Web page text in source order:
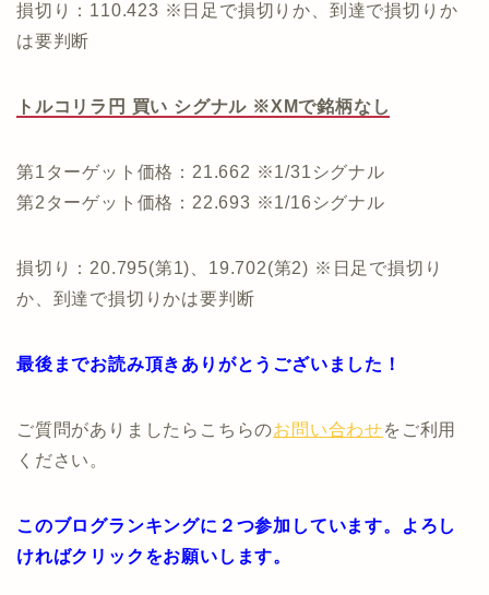
損切り：110.423 ※日足で損切りか、到達で損切りか
は要判断
トルコリラ円 買い シグナル ※XMで銘柄なし
第1ターゲット価格：21.662 ※1/31シグナル
第2ターゲット価格：22.693 ※1/16シグナル
損切り：20.795(第1)、19.702(第2) ※日足で損切り
か、到達で損切りかは要判断
最後までお読み頂きありがとうございました！
ご質問がありましたらこちらのお問い合わせをご利用
ください。
このブログランキングに２つ参加しています。よろし
ければクリックをお願いします。